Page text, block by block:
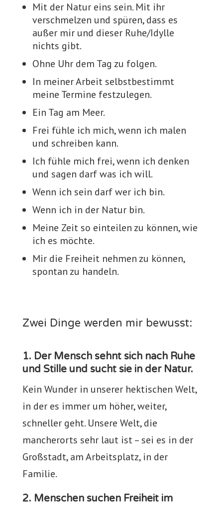
Mit der Natur eins sein. Mit ihr
verschmelzen und spüren, dass es
außer mir und dieser Ruhe/Idylle
nichts gibt.
Ohne Uhr dem Tag zu folgen.
In meiner Arbeit selbstbestimmt
meine Termine festzulegen.
Ein Tag am Meer.
Frei fühle ich mich, wenn ich malen
und schreiben kann.
Ich fühle mich frei, wenn ich denken
und sagen darf was ich will.
Wenn ich sein darf wer ich bin.
Wenn ich in der Natur bin.
Meine Zeit so einteilen zu können, wie
ich es möchte.
Mir die Freiheit nehmen zu können,
spontan zu handeln.
Zwei Dinge werden mir bewusst:
1. Der Mensch sehnt sich nach Ruhe
und Stille und sucht sie in der Natur.
Kein Wunder in unserer hektischen Welt,
in der es immer um höher, weiter,
schneller geht. Unsere Welt, die
mancherorts sehr laut ist – sei es in der
Großstadt, am Arbeitsplatz, in der
Familie.
2. Menschen suchen Freiheit im